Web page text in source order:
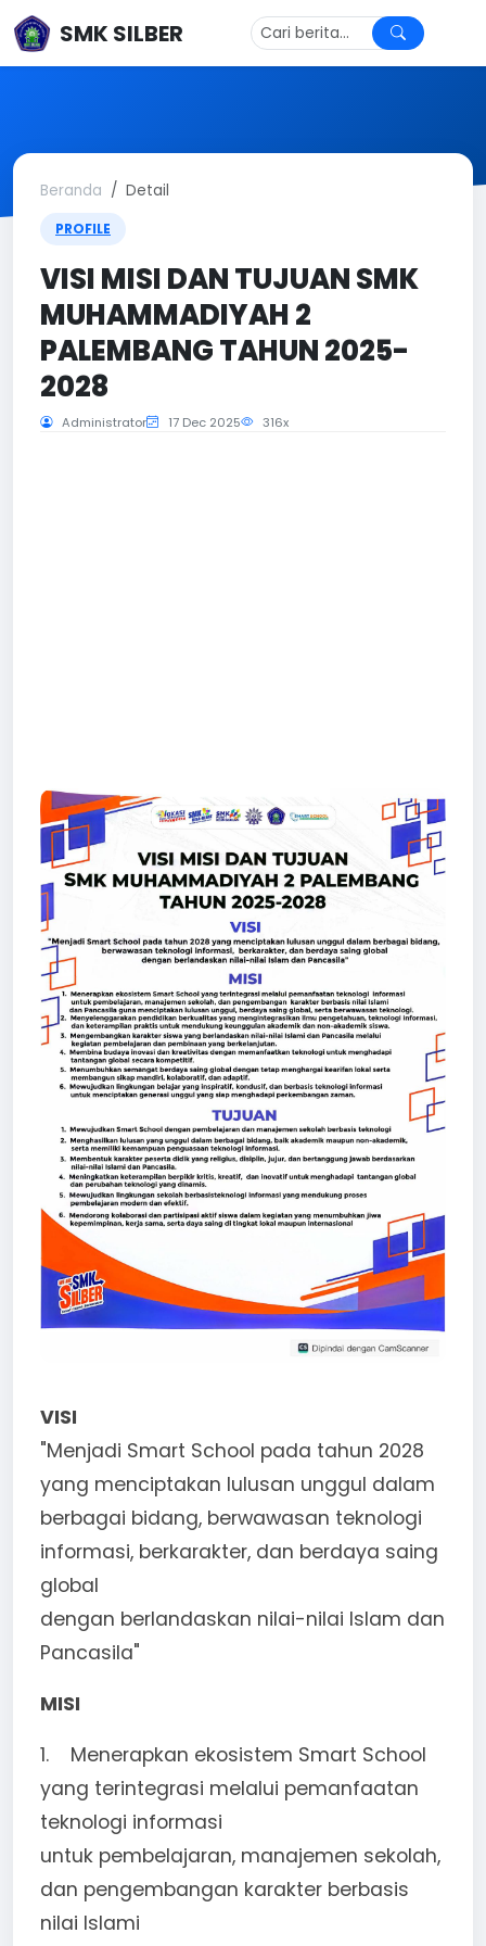
SMK SILBER
Beranda Detail
PROFILE
VISI MISI DAN TUJUAN SMK
MUHAMMADIYAH 2
PALEMBANG TAHUN 2025-
2028
Administrator 17 Dec 2025 316x
VISI
"Menjadi Smart School pada tahun 2028
yang menciptakan lulusan unggul dalam
berbagai bidang, berwawasan teknologi
informasi, berkarakter, dan berdaya saing
global
dengan berlandaskan nilai-nilai Islam dan
Pancasila"
MISI
1. Menerapkan ekosistem Smart School
yang terintegrasi melalui pemanfaatan
teknologi informasi
untuk pembelajaran, manajemen sekolah,
dan pengembangan karakter berbasis
nilai lslami